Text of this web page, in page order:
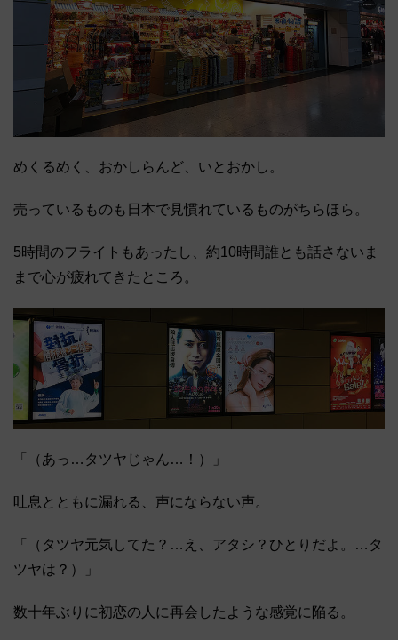
めくるめく、おかしらんど、いとおかし。
売っているものも日本で見慣れているものがちらほら。
5時間のフライトもあったし、約10時間誰とも話さないま
まで心が疲れてきたところ。
「（あっ…タツヤじゃん…！）」
吐息とともに漏れる、声にならない声。
「（タツヤ元気してた？…え、アタシ？ひとりだよ。…タ
ツヤは？）」
数十年ぶりに初恋の人に再会したような感覚に陥る。